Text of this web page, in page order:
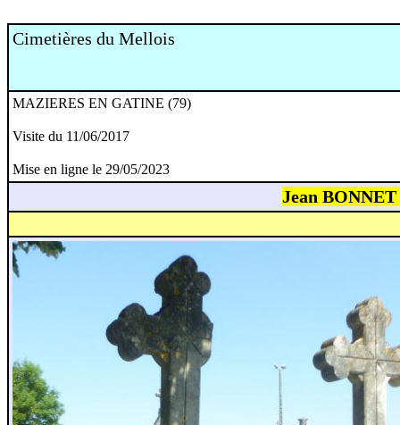
Cimetières du Mellois
MAZIERES EN GATINE (79)
Visite du 11/06/2017
Mise en ligne le 29/05/2023
Jean